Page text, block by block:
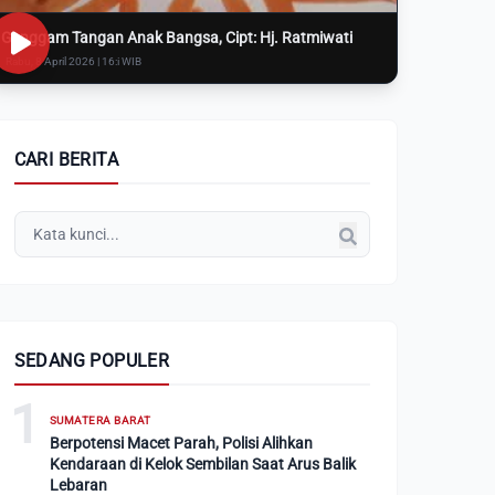
Genggam Tangan Anak Bangsa, Cipt: Hj. Ratmiwati
Rabu, 8 April 2026 | 16:i WIB
CARI BERITA
SEDANG POPULER
1 SUMATERA BARAT
Berpotensi Macet Parah, Polisi Alihkan
Kendaraan di Kelok Sembilan Saat Arus Balik
Lebaran